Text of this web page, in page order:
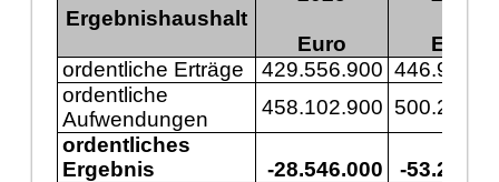
Ergebnishaushalt
Euro
Euro
ordentliche Erträge
429.556.900
ordentliche
Aufwendungen
458.102.900
ordentliches
Ergebnis
-28.546.000
-